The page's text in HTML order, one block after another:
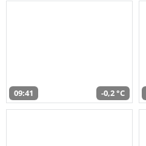
09:41 -0,2 °C